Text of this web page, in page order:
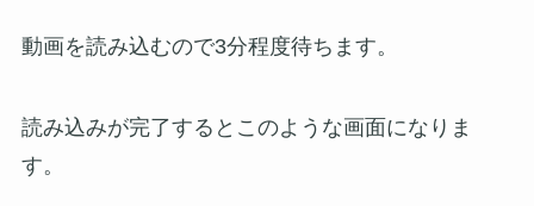
動画を読み込むので3分程度待ちます。
読み込みが完了するとこのような画面になりま
す。